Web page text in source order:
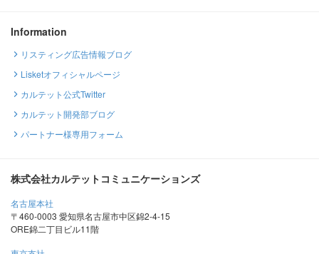
Information
リスティング広告情報ブログ
Lisketオフィシャルページ
カルテット公式Twitter
カルテット開発部ブログ
パートナー様専用フォーム
株式会社カルテットコミュニケーションズ
名古屋本社
〒460-0003 愛知県名古屋市中区錦2-4-15
ORE錦二丁目ビル11階